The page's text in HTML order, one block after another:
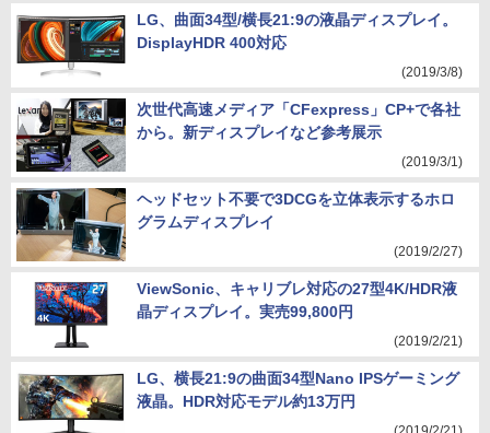
LG、曲面34型/横長21:9の液晶ディスプレイ。
DisplayHDR 400対応
(2019/3/8)
次世代高速メディア「CFexpress」CP+で各社
から。新ディスプレイなど参考展示
(2019/3/1)
ヘッドセット不要で3DCGを立体表示するホロ
グラムディスプレイ
(2019/2/27)
ViewSonic、キャリブレ対応の27型4K/HDR液
晶ディスプレイ。実売99,800円
(2019/2/21)
LG、横長21:9の曲面34型Nano IPSゲーミング
液晶。HDR対応モデル約13万円